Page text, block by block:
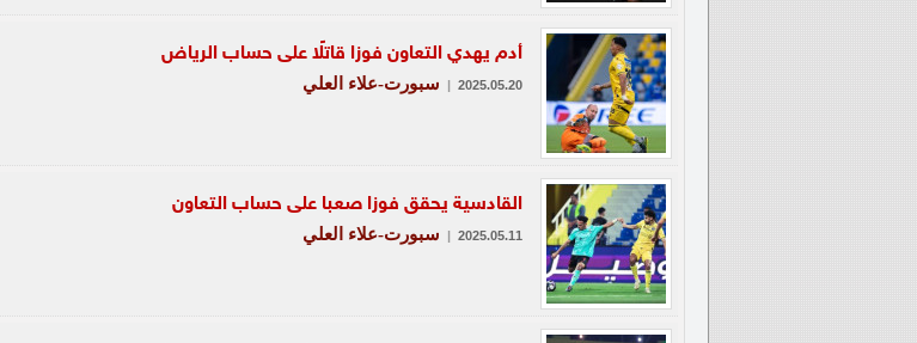
أدم يهدي التعاون فوزا قاتلًا على حساب الرياض
2025.05.20
| سبورت-علاء العلي
القادسية يحقق فوزا صعبا على حساب التعاون
2025.05.11
| سبورت-علاء العلي